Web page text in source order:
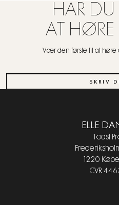
HAR DU
AT HØRE
Vær den første til at
SKRIV
ELLE
Toast
1220
CVR